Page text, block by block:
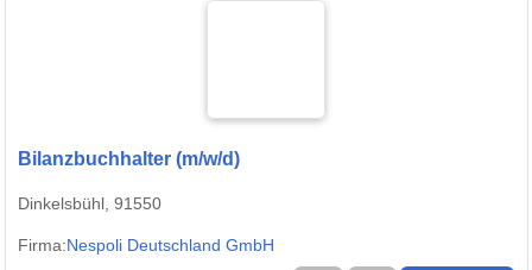
Bilanzbuchhalter (m/w/d)
Dinkelsbühl, 91550
Firma:Nespoli Deutschland GmbH